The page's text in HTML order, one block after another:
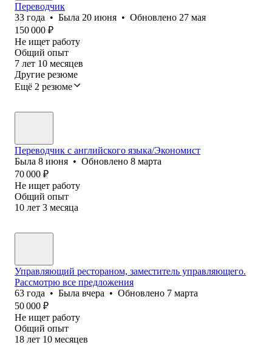
Переводчик
33 года • Была 20 июня • Обновлено 27 мая
150 000 ₽
Не ищет работу
Общий опыт
7 лет 10 месяцев
Другие резюме
Ещё 2 резюме
Переводчик с английского языка/Экономист
Была 8 июня • Обновлено 8 марта
70 000 ₽
Не ищет работу
Общий опыт
10 лет 3 месяца
Управляющий рестораном, заместитель управляющего.
Рассмотрю все предложения
63 года • Была вчера • Обновлено 7 марта
50 000 ₽
Не ищет работу
Общий опыт
18 лет 10 месяцев